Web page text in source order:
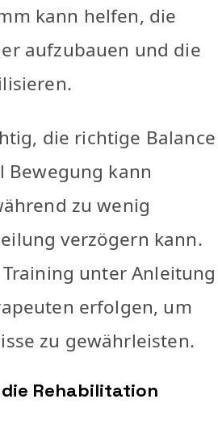
kann helfen, die
aufzubauen und die
die richtige Balance
Bewegung kann
zu wenig
verzögern kann.
unter Anleitung
erfolgen, um
zu gewährleisten.
Rehabilitation